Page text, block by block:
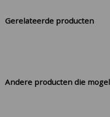
Gerelateerde producten
Andere producten die